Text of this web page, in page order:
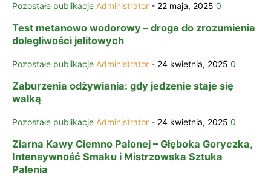
Pozostałe publikacje Administrator - 22 maja, 2025 0
Test metanowo wodorowy – droga do zrozumienia
dolegliwości jelitowych
Pozostałe publikacje Administrator - 24 kwietnia, 2025 0
Zaburzenia odżywiania: gdy jedzenie staje się
walką
Pozostałe publikacje Administrator - 24 kwietnia, 2025 0
Ziarna Kawy Ciemno Palonej – Głęboka Goryczka,
Intensywność Smaku i Mistrzowska Sztuka
Palenia